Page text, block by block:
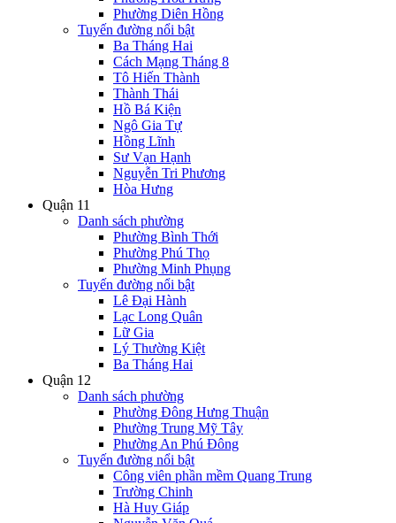
Phường Diên Hồng
Tuyến đường nổi bật
Ba Tháng Hai
Cách Mạng Tháng 8
Tô Hiến Thành
Thành Thái
Hồ Bá Kiện
Ngô Gia Tự
Hồng Lĩnh
Sư Vạn Hạnh
Nguyễn Tri Phương
Hòa Hưng
Quận 11
Danh sách phường
Phường Bình Thới
Phường Phú Thọ
Phường Minh Phụng
Tuyến đường nổi bật
Lê Đại Hành
Lạc Long Quân
Lữ Gia
Lý Thường Kiệt
Ba Tháng Hai
Quận 12
Danh sách phường
Phường Đông Hưng Thuận
Phường Trung Mỹ Tây
Phường An Phú Đông
Tuyến đường nổi bật
Công viên phần mềm Quang Trung
Trường Chinh
Hà Huy Giáp